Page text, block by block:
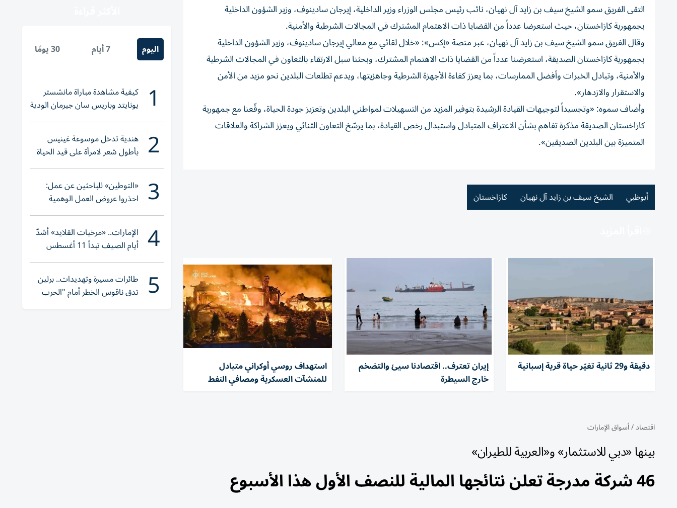
التقى الفريق سمو الشيخ سيف بن زايد آل نهيان، نائب رئيس مجلس الوزراء وزير الداخلية، إيرجان سادينوف، وزير الشؤون الداخلية
بجمهورية كازاخستان، حيث استعرضا عدداً من القضايا ذات الاهتمام المشترك في المجالات الشرطية والأمنية.
وقال الفريق سمو الشيخ سيف بن زايد آل نهيان، عبر منصة «إكس»: «خلال لقائي مع معالي إيرجان سادينوف، وزير الشؤون الداخلية
بجمهورية كازاخستان الصديقة، استعرضنا عدداً من القضايا ذات الاهتمام المشترك، وبحثنا سبل الارتقاء بالتعاون في المجالات الشرطية
والأمنية، وتبادل الخبرات وأفضل الممارسات، بما يعزز كفاءة الأجهزة الشرطية وجاهزيتها، ويدعم تطلعات البلدين نحو مزيد من الأمن
والاستقرار والازدهار».
وأضاف سموه: «وتجسيداً لتوجيهات القيادة الرشيدة بتوفير المزيد من التسهيلات لمواطني البلدين وتعزيز جودة الحياة، وقّعنا مع جمهورية
كازاخستان الصديقة مذكرة تفاهم بشأن الاعتراف المتبادل واستبدال رخص القيادة، بما يرسّخ التعاون الثنائي ويعزز الشراكة والعلاقات
المتميزة بين البلدين الصديقين».
أبوظبي الشيخ سيف بن زايد آل نهيان كازاخستان
دقيقة و29 ثانية تغيّر حياة قرية إسبانية إيران تعترف.. اقتصادنا سيئ والتضخم
خارج السيطرة
استهداف روسي أوكراني متبادل
للمنشآت العسكرية ومصافي النفط
اقتصاد/أسواق الإمارات
بينها «دبي للاستثمار» و«العربية للطيران»
46 شركة مدرجة تعلن نتائجها المالية للنصف الأول هذا الأسبوع
اليوم 7 أيام 30 يومًا
1 كيفية مشاهدة مباراة مانشستر
يونايتد وباريس سان جيرمان الودية
والقنوات الناقلة
2 هندية تدخل موسوعة غينيس
بأطول شعر لامرأة على قيد الحياة
3 «التوطين» للباحثين عن عمل:
احذروا عروض العمل الوهمية
وتحققوا عبر «الباركود»
4 الإمارات.. «مرخيات القلايد» أشدّ
أيام الصيف تبدأ 11 أغسطس
5 طائرات مسيرة وتهديدات.. برلين
تدق ناقوس الخطر أمام "الحرب